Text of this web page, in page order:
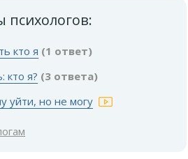
психологов:
кто я (1 ответ)
кто я? (3 ответа)
уйти, но не могу